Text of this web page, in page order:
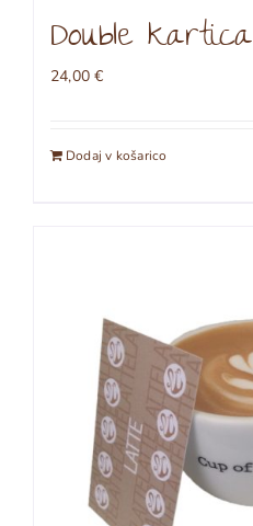
Double kartica
24,00€
Dodaj v košarico